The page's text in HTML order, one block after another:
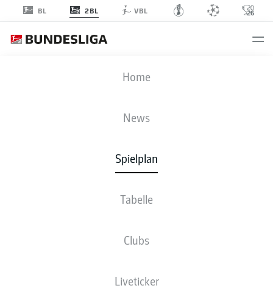
BL 2BL VBL
Home
News
Spielplan
Tabelle
Clubs
Liveticker
SGD
0 0
AUFSTELLUNGEN